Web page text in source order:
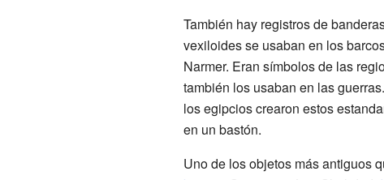
También hay registros de
vexiloides se usaban en los
Narmer. Eran símbolos de las
también los usaban en las
los egipcios crearon estos
en un bastón.
Uno de los objetos más antiguos